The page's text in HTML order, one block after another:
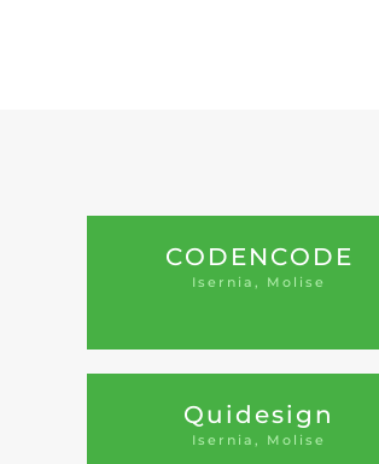
CODENCODE
Isernia, Molise
Quidesign
Isernia, Molise